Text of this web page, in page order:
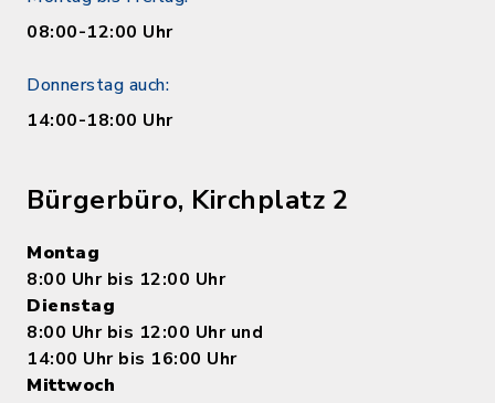
08:00-12:00 Uhr
Donnerstag auch:
14:00-18:00 Uhr
Bürgerbüro, Kirchplatz 2
Montag
8:00 Uhr bis 12:00 Uhr
Dienstag
8:00 Uhr bis 12:00 Uhr und
14:00 Uhr bis 16:00 Uhr
Mittwoch